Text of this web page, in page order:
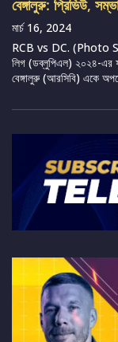
বেঙ্গালুরু: প্রিভিউ,
মার্চ 16, 2024
RCB vs DC. (Photo
লিগ (ডব্লুপিএল) ২০২৪-এর
বেঙ্গালুরু (আরসিবি) একে